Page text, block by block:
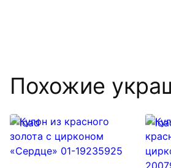
Похожие